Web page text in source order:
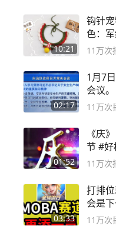
10:21
钩针宠物
11万次
02:17
1月7
会议
副书记
11万次
01:52
《庆
节 #
11万次
03:33
打排
会是
决胜
11万次